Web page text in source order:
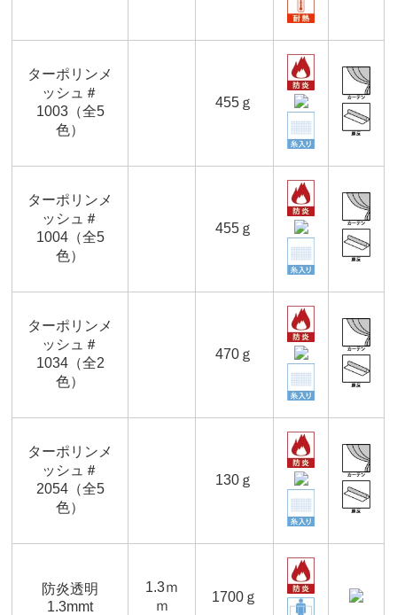
ターポリンメ
ッシュ＃
1003（全5
色）
455ｇ
ターポリンメ
ッシュ＃
1004（全5
色）
455ｇ
ターポリンメ
ッシュ＃
1034（全2
色）
470ｇ
ターポリンメ
ッシュ＃
2054（全5
色）
130ｇ
防炎透明
1.3mmt
1.3ｍ
ｍ
1700ｇ